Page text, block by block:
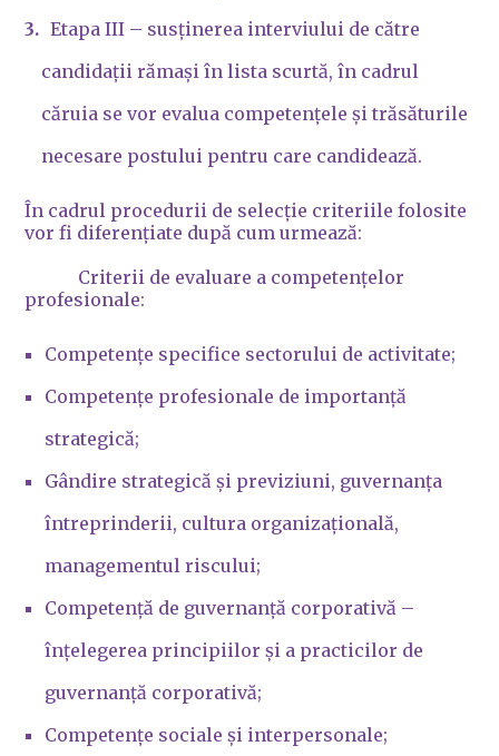
Etapa III – susținerea interviului de către
candidații rămași în lista scurtă, în cadrul
căruia se vor evalua competențele și trăsăturile
necesare postului pentru care candidează.
În cadrul procedurii de selecție criteriile folosite
vor fi diferențiate după cum urmează:
Criterii de evaluare a competențelor
profesionale:
Competențe specifice sectorului de activitate;
Competențe profesionale de importanță
strategică;
Gândire strategică și previziuni, guvernanța
întreprinderii, cultura organizațională,
managementul riscului;
Competență de guvernanță corporativă –
înțelegerea principiilor și a practicilor de
guvernanță corporativă;
Competențe sociale și interpersonale;